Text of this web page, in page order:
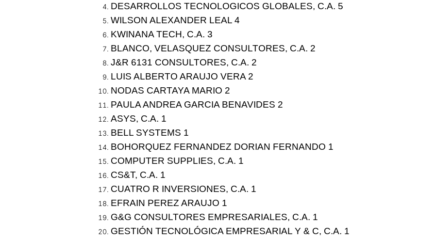
DESARROLLOS TECNOLOGICOS GLOBALES, C.A. 5
WILSON ALEXANDER LEAL 4
KWINANA TECH, C.A. 3
BLANCO, VELASQUEZ CONSULTORES, C.A. 2
J&R 6131 CONSULTORES, C.A. 2
LUIS ALBERTO ARAUJO VERA 2
NODAS CARTAYA MARIO 2
PAULA ANDREA GARCIA BENAVIDES 2
ASYS, C.A. 1
BELL SYSTEMS 1
BOHORQUEZ FERNANDEZ DORIAN FERNANDO 1
COMPUTER SUPPLIES, C.A. 1
CS&T, C.A. 1
CUATRO R INVERSIONES, C.A. 1
EFRAIN PEREZ ARAUJO 1
G&G CONSULTORES EMPRESARIALES, C.A. 1
GESTIÓN TECNOLÓGICA EMPRESARIAL Y & C, C.A. 1